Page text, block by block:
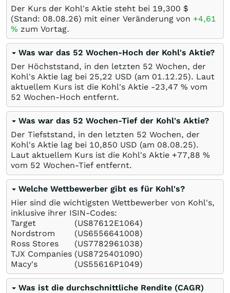
Der Kurs der Kohl's Aktie steht bei 19,300 $
(Stand: 08.08.26) mit einer Veränderung von +4,61
% zum Vortag.
Was war das 52 Wochen-Hoch der Kohl's Aktie?
Der Höchststand, in den letzten 52 Wochen, der
Kohl's Aktie lag bei 25,22 USD (am 01.12.25). Laut
aktuellem Kurs ist die Kohl's Aktie -23,47 % vom
52 Wochen-Hoch entfernt.
Was war das 52 Wochen-Tief der Kohl's Aktie?
Der Tiefststand, in den letzten 52 Wochen, der
Kohl's Aktie lag bei 10,850 USD (am 08.08.25).
Laut aktuellem Kurs ist die Kohl's Aktie +77,88 %
vom 52 Wochen-Tief entfernt.
Welche Wettbewerber gibt es für Kohl's?
Hier sind die wichtigsten Wettbewerber von Kohl's,
inklusive ihrer ISIN-Codes:
Target
(US87612E1064)
Nordstrom
(US6556641008)
Ross Stores
(US7782961038)
TJX Companies (US8725401090)
Macy's
(US55616P1049)
Was ist die durchschnittliche Rendite (CAGR)